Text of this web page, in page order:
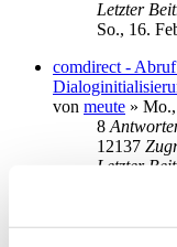
Letzter
So., 16.
comdirect -
von meute »
8
12137
Letzter